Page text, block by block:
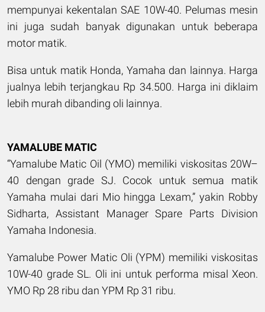
mempunyai kekentalan SAE 10W-40. Pelumas mesin
ini juga sudah banyak digunakan untuk beberapa
motor matik.
Bisa untuk matik Honda, Yamaha dan lainnya. Harga
jualnya lebih terjangkau Rp 34.500. Harga ini diklaim
lebih murah dibanding oli lainnya.
YAMALUBE MATIC
“Yamalube Matic Oil (YMO) memiliki viskositas 20W–
40 dengan grade SJ. Cocok untuk semua matik
Yamaha mulai dari Mio hingga Lexam,” yakin Robby
Sidharta, Assistant Manager Spare Parts Division
Yamaha Indonesia.
Yamalube Power Matic Oli (YPM) memiliki viskositas
10W-40 grade SL. Oli ini untuk performa misal Xeon.
YMO Rp 28 ribu dan YPM Rp 31 ribu.